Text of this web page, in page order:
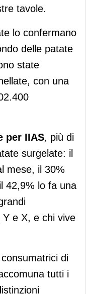
tavole.
lo confermano
delle patate
state
con una
per IIAS, più di
surgelate: il
mese, il 30%
42,9% lo fa una
e X, e chi vive
di
tutti i